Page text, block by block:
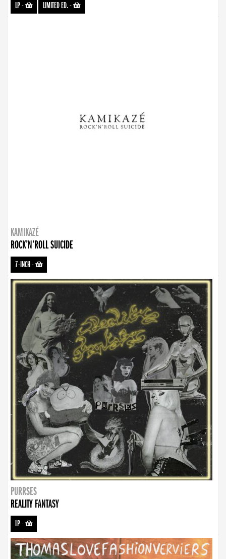
LP- LIMITED ED.-
KAMIKAZÉ
ROCK’N’ROLL SUICIDE
7-INCH-
PURRSES
REALITY FANTASY
LP-